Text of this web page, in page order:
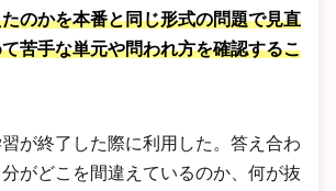
のかを本番と同じ形式の問題で見直
苦手な単元や問われ方を確認するこ
が終了した際に利用した。答え合わ
がどこを間違えているのか、何が抜